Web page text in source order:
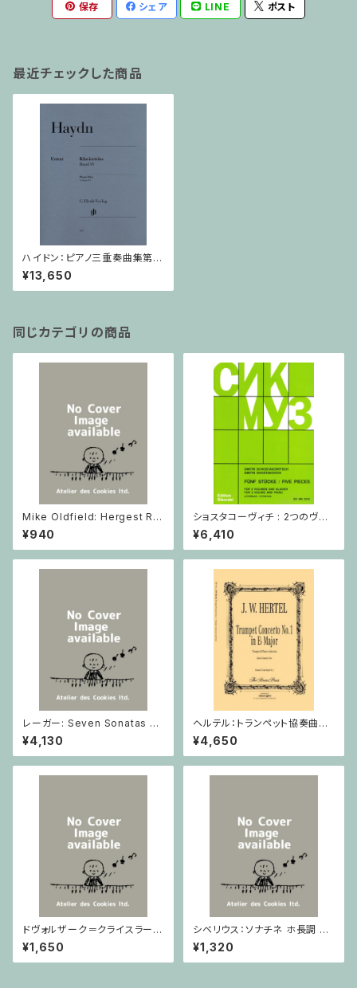
保存 シェア LINE ポスト
最近チェックした商品
ハイドン：ピアノ三重奏曲集第４
巻 Hob. XV:18–26 / ピアノ三
重奏
¥13,650
同じカテゴリの商品
Mike Oldfield: Hergest Rid
ge / ピアノ
¥940
ショスタコーヴィチ : 2つのヴァ
イオリンとピアノのための 5つの
小品 / ヴァイオリン2とピアノ
¥6,410
レーガー: Seven Sonatas o
p. 91 Heft 2 / ヴァイオリン
¥4,130
ヘルテル：トランペット協奏曲第1
番 変ホ長調/トランペット・ピア
ノ
¥4,650
ドヴォルザーク＝クライスラー：
スラヴ幻想曲 ロ短調 from Op.
55-4, Op.75 / ヴァイオリンと
ピアノ
¥1,650
シベリウス：ソナチネ ホ長調 O
p.80 / ヴァイオリンとピアノ
¥1,320